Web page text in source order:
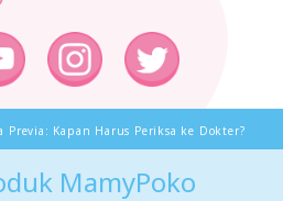
Previa: Kapan Harus Periksa ke Dokter?
MamyPoko